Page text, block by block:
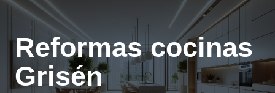
Reformas cocinas
Grisén